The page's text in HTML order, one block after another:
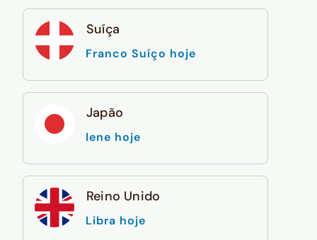
Suíça
Franco Suíço hoje
Japão
Iene hoje
Reino Unido
Libra hoje